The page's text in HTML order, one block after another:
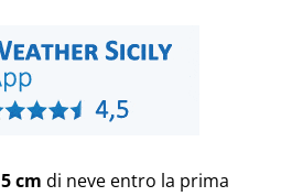
5 cm di neve entro la prima